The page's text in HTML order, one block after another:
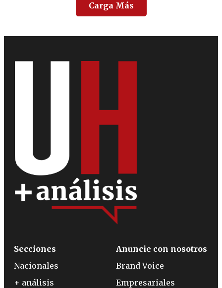
Carga Más
Secciones
Nacionales
+ análisis
Anuncie con nosotros
Brand Voice
Empresariales